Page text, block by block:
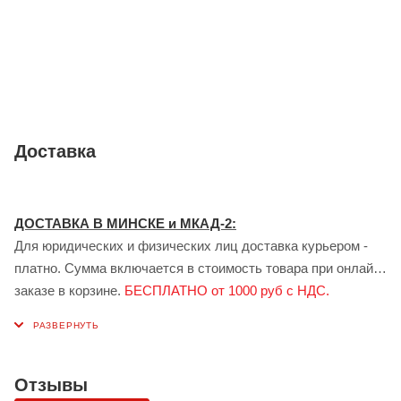
Доставка
ДОСТАВКА В МИНСКЕ и МКАД-2:
Для юридических и физических лиц доставка курьером -
платно. Сумма включается в стоимость товара при онлайн
заказе в корзине. БЕСПЛАТНО от 1000 руб с НДС.
менеджером при заказе.
Отзывы